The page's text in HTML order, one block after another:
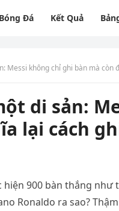
Đá Kết Quả
Messi không chỉ ghi bàn mà còn
di sản:
lại cách
900 bàn thắng như
Ronaldo ra sao?